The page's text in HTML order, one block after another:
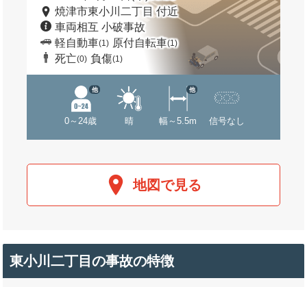
焼津市東小川二丁目 付近
車両相互 小破事故
軽自動車(1) 原付自転車(1)
死亡(0) 負傷(1)
0～24歳
他
晴 幅～5.5m
他
信号なし
地図で見る
東小川二丁目の事故の特徴